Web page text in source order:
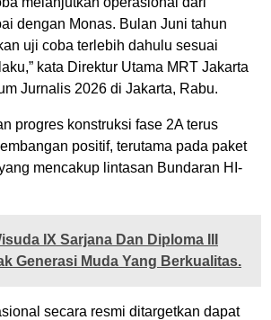
dengan Monas. Bulan Juni tahun
uji coba terlebih dahulu sesuai
kata Direktur Utama MRT Jakarta
Jurnalis 2026 di Jakarta, Rabu.
progres konstruksi fase 2A terus
positif, terutama pada paket
mencakup lintasan Bundaran HI-
IX Sarjana Dan Diploma III
Generasi Muda Yang Berkualitas.
secara resmi ditargetkan dapat